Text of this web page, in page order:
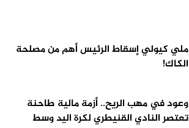
ملي كيولي إسقاط الرئيس أهم من مصلحة
الكاك!
وعود في مهب الريح.. أزمة مالية طاحنة
تعتصر النادي القنيطري لكرة اليد وسط